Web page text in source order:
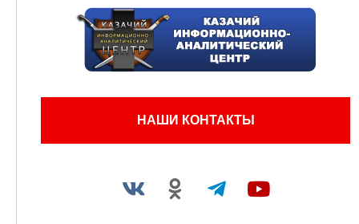
НАШИ КОНТАКТЫ